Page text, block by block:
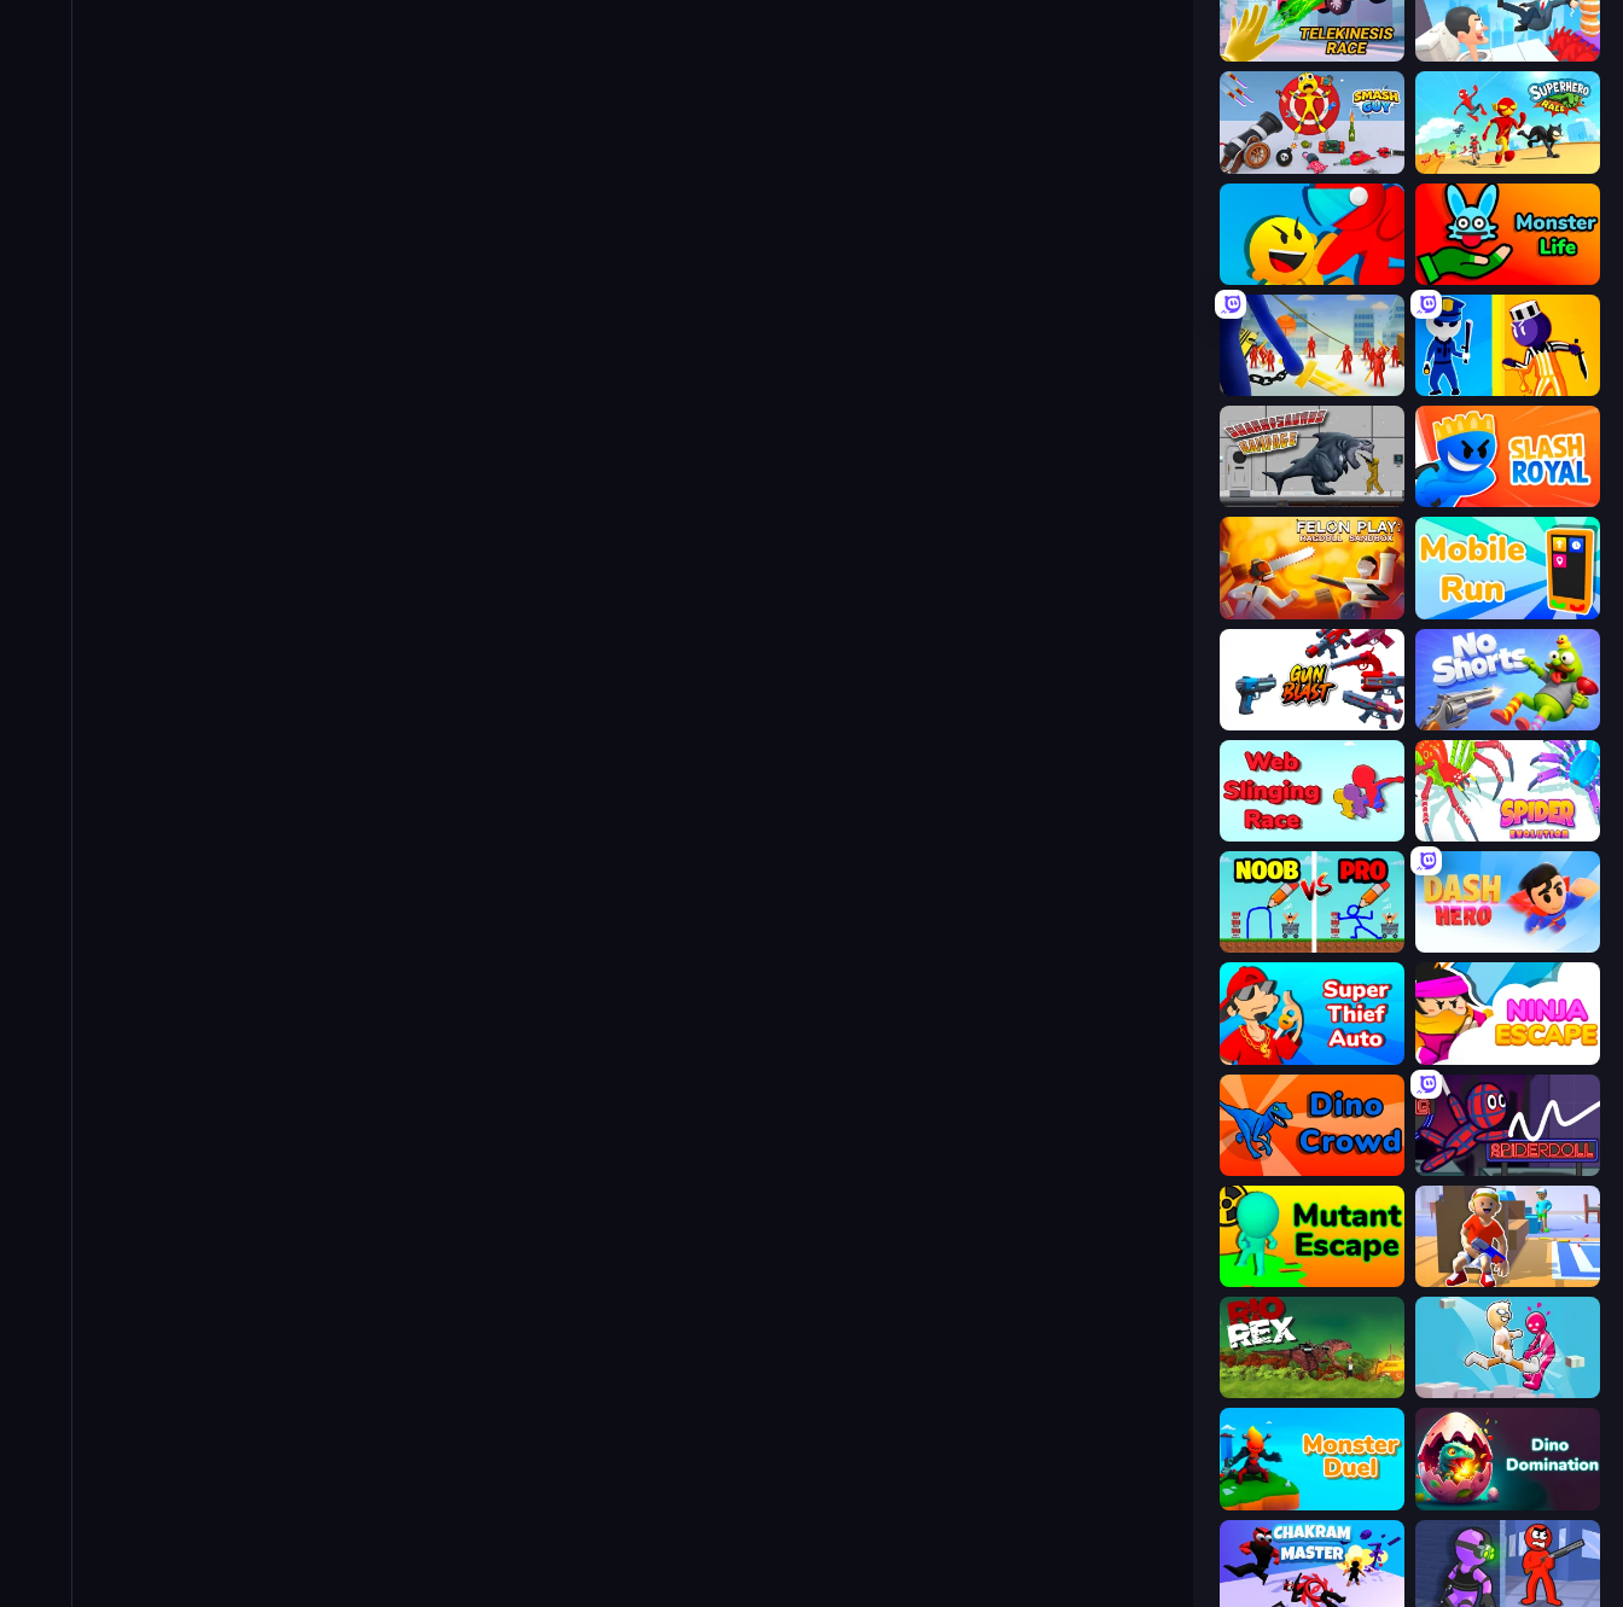
Telekinesis Race 3D Swing Monster: Decisive Battle
Smash Guy: Ragdoll Punch Hero Superhero Race!
Riot Escape Monster Life
Slasher
Sharkosaurus Rampage Slash Royal
Felon Play: Ragdoll Sandbox Mobile Run
No Shorts
Web Slinging Race Spider Evolution: Runner Game
DOP Noob: Draw to Save
Super Thief Auto Ninja Escape
Dino Crowd SpiderDoll
Mutant Escape Blaster Pranks
Rio Rex Pushover
Monster Duel Dino Domination